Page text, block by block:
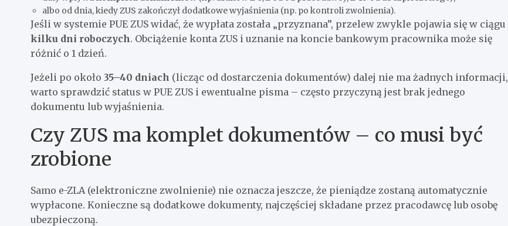
albo od dnia, kiedy ZUS zakończył dodatkowe wyjaśnienia (np. po kontroli zwolnienia).
Jeśli w systemie PUE ZUS widać, że wypłata została „przyznana”, przelew zwykle pojawia się w ciągu
kilku dni roboczych. Obciążenie konta ZUS i uznanie na koncie bankowym pracownika może się
różnić o 1 dzień.
Jeżeli po około 35–40 dniach (licząc od dostarczenia dokumentów) dalej nie ma żadnych informacji,
warto sprawdzić status w PUE ZUS i ewentualne pisma – często przyczyną jest brak jednego
dokumentu lub wyjaśnienia.
Czy ZUS ma komplet dokumentów – co musi być
zrobione
Samo e-ZLA (elektroniczne zwolnienie) nie oznacza jeszcze, że pieniądze zostaną automatycznie
wypłacone. Konieczne są dodatkowe dokumenty, najczęściej składane przez pracodawcę lub osobę
ubezpieczoną.